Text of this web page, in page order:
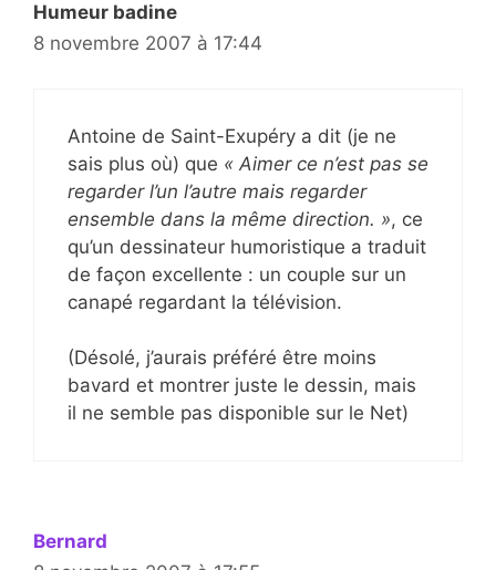
Humeur badine
8 novembre 2007 à 17:44
Antoine de Saint-Exupéry a dit (je ne
sais plus où) que « Aimer ce n’est pas se
regarder l’un l’autre mais regarder
ensemble dans la même direction. », ce
qu’un dessinateur humoristique a traduit
de façon excellente : un couple sur un
canapé regardant la télévision.
(Désolé, j’aurais préféré être moins
bavard et montrer juste le dessin, mais
il ne semble pas disponible sur le Net)
Bernard